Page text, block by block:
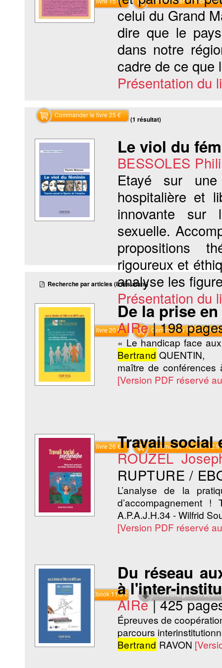
celui du Grand
dire que le
dans notre
cadre de ce que
Présentation du
Commander le livre 25 €
Recherche sur les mots clés (1 résultat)
Le viol du
BESSOLES
Etayé sur une
hospitalière et
innovante sur
sexuelle.
propositions
rigoureux et
analyse les
Présentation du
Commander le livre 20 € Commander l'Ebook 9.9 €
Recherche par articles (8 résultats)
De la prise
AIRe |198
« Le handicap face
Bertrand QUENTIN,
maître de conférences
[Version PDF réservé
Commander le livre 26 € Commander l'Ebook 12.9
Travail social
ROUZEL
RUPTURE /
L’analyse de la
d’accompagnement
A.P.A.J.H.34 - Wilfrid
[Version PDF réservé
Commander l'Ebook 11.9 € Téléchargement
Du réseau
à l'inter-
AIRe |425
Épreuves de
parcours
Bertrand RAVON